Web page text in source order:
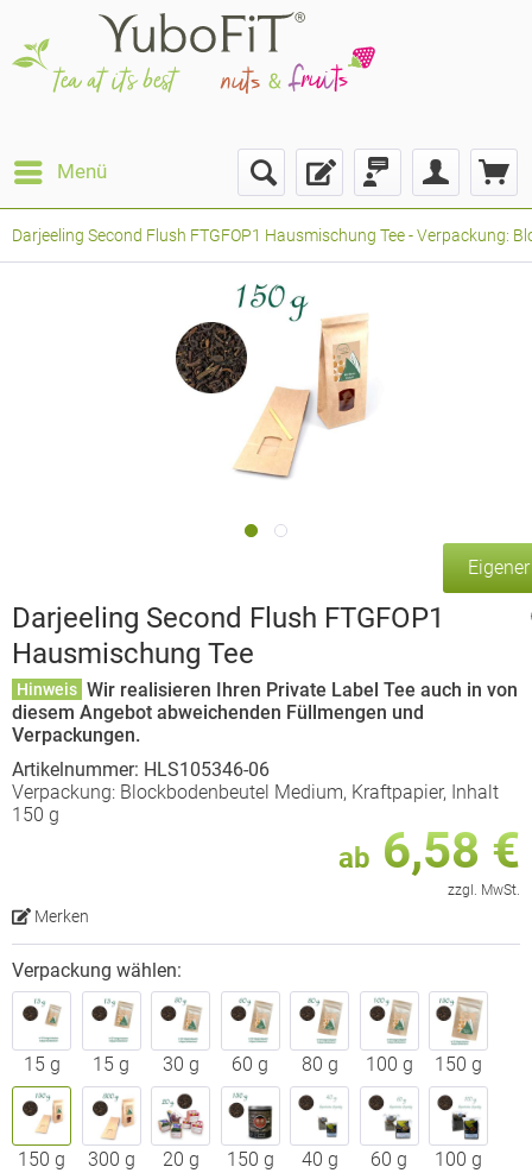
Menü
Darjeeling Second Flush FTGFOP1 Hausmischung Tee - Verpackung:
Darjeeling Second Flush FTGFOP1
Hausmischung Tee
Hinweis Wir realisieren Ihren Private Label Tee auch in von
diesem Angebot abweichenden Füllmengen und
Verpackungen.
Artikelnummer: HLS105346-06
Verpackung: Blockbodenbeutel Medium, Kraftpapier, Inhalt
150 g
ab 6,58 €
zzgl. MwSt.
Merken
Verpackung wählen:
15 g 15 g 30 g 60 g 80 g 100 g 150 g
150 g 300 g 20 g 150 g 40 g 60 g 100 g